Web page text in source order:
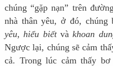
chúng “gặp nạn” trên
nhà thân yêu, ở đó,
yêu, hiểu biếtvàkhoan
Ngược lại, chúng sẽ cảm
cả. Trong lúc cảm thấy